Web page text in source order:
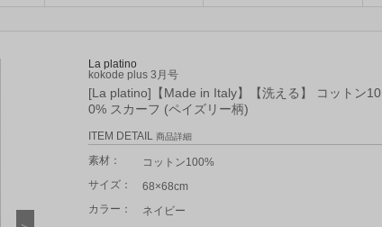
La platino
kokode plus 3月号
[La platino]【Made in Italy】【洗える】 コットン10
0% スカーフ (ペイズリー柄)
ITEM DETAIL 商品詳細
素材：
コットン100%
サイズ：
68×68cm
カラー：
ネイビー